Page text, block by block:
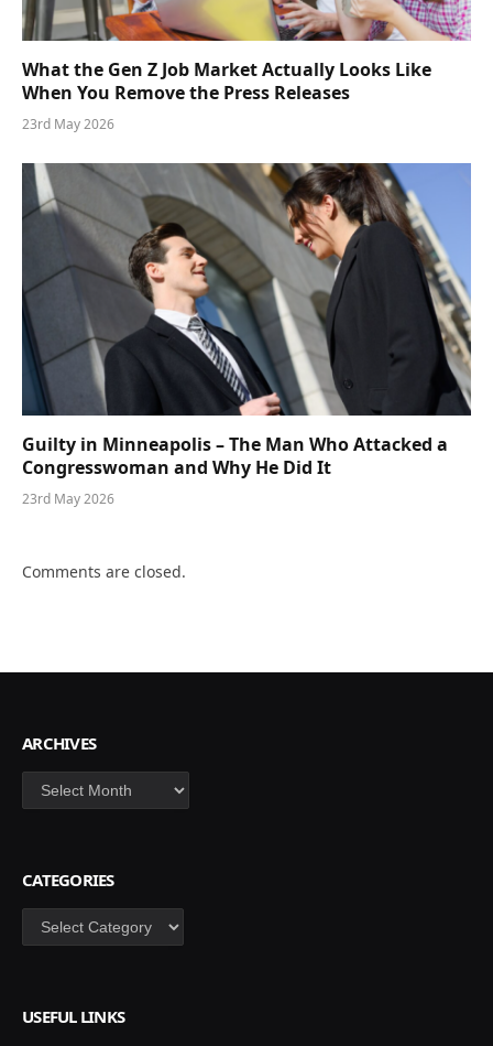
What the Gen Z Job Market Actually Looks Like
When You Remove the Press Releases
23rd May 2026
Guilty in Minneapolis – The Man Who Attacked a
Congresswoman and Why He Did It
23rd May 2026
Comments are closed.
ARCHIVES
Archives
CATEGORIES
Categories
USEFUL LINKS